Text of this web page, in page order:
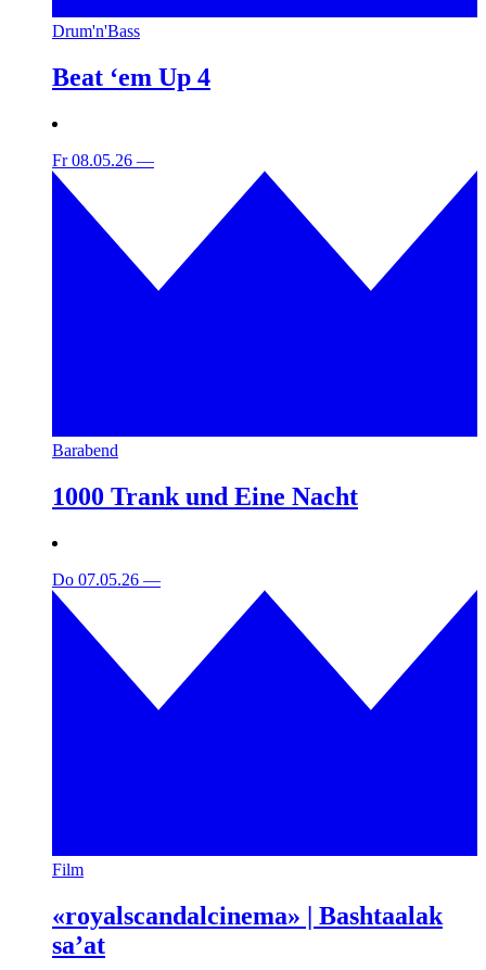
Drum'n'Bass
Beat ‘em Up 4
Fr 08.05.26 —
Barabend
1000 Trank und Eine Nacht
Do 07.05.26 —
Film
«royalscandalcinema» | Bashtaalak
sa’at